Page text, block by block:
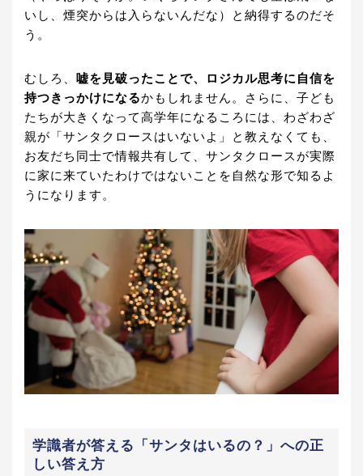
いし、煙突からは入らないんだな）と納得するのだそ
う。
むしろ、
嘘を見破ったことで、ロジカル思考に自信を
持つきっかけになるかもしれません。さらに、子ども
たちが大きくなって高学年になるころには、わざわざ
親が「サンタクロースはいないよ」と教えなくても、
お友だち同士で情報共有して、サンタクロースが実際
に家に来ていたわけではないことを自然な形で知るよ
うになります。
学識者が答える「サンタはいるの？」への正
しい答え方